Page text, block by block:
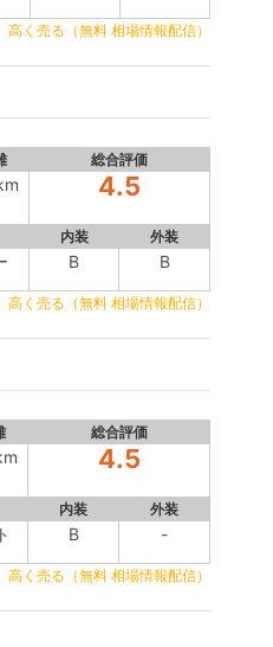
高く売る（無料 相場情報配信）
総合評価
4.5
内装 外装
B B
高く売る（無料 相場情報配信）
総合評価
4.5
内装 外装
B -
高く売る（無料 相場情報配信）